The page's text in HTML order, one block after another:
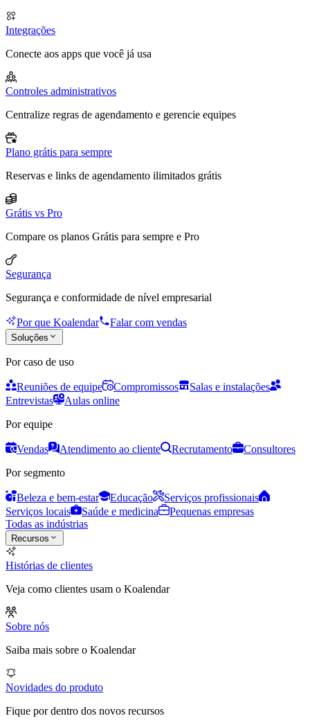
Integrações
Conecte aos apps que você já usa
Controles administrativos
Centralize regras de agendamento e gerencie equipes
Plano grátis para sempre
Reservas e links de agendamento ilimitados grátis
Grátis vs Pro
Compare os planos Grátis para sempre e Pro
Segurança
Segurança e conformidade de nível empresarial
Por que Koalendar Falar com vendas
Soluções
Por caso de uso
Reuniões de equipe Compromissos
Salas e instalações
Entrevistas
Aulas online
Por equipe
Vendas Atendimento ao cliente Recrutamento
Consultores
Por segmento
Beleza e bem-estar Educação
Serviços profissionais
Serviços locais
Saúde e medicina
Pequenas empresas
Todas as indústrias
Recursos
Histórias de clientes
Veja como clientes usam o Koalendar
Sobre nós
Saiba mais sobre o Koalendar
Novidades do produto
Fique por dentro dos novos recursos